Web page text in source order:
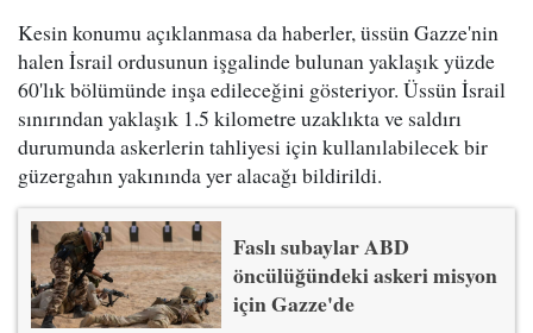
Kesin konumu açıklanmasa da haberler, üssün Gazze'nin
halen İsrail ordusunun işgalinde bulunan yaklaşık yüzde
60'lık bölümünde inşa edileceğini gösteriyor. Üssün İsrail
sınırından yaklaşık 1.5 kilometre uzaklıkta ve saldırı
durumunda askerlerin tahliyesi için kullanılabilecek bir
güzergahın yakınında yer alacağı bildirildi.
Faslı subaylar ABD
öncülüğündeki askeri misyon
için Gazze'de